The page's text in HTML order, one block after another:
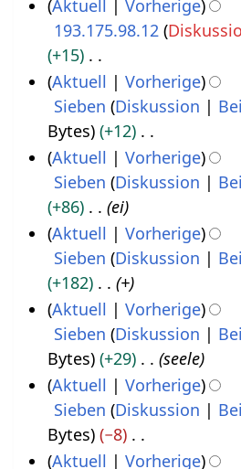
s
n
g
f
s
s
u
n
g
s
m
m
n
f
a
s
s
u
n
g
u
n
g
s
u
s
a
m
m
n
f
a
s
s
u
n
g
0
1
u
2
0
A
u
2
00
Aktuell Vorherige
193.175.98.12
+15
K
i
n
B
e
a
r
b
e
i
t
u
n
Aktuell Vorherige
Sieben Diskussion
Bytes
+12
K
i
n
B
e
a
r
b
e
i
t
Aktuell Vorherige
Sieben Diskussion
+86
ei
Aktuell
Vorherige
Sieben Diskussion
+182
+
Aktuell Vorherige
Sieben Diskussion
Bytes
+29 seele
Aktuell Vorherige
Sieben Diskussion
Bytes
−8
KAktuell Vorherige